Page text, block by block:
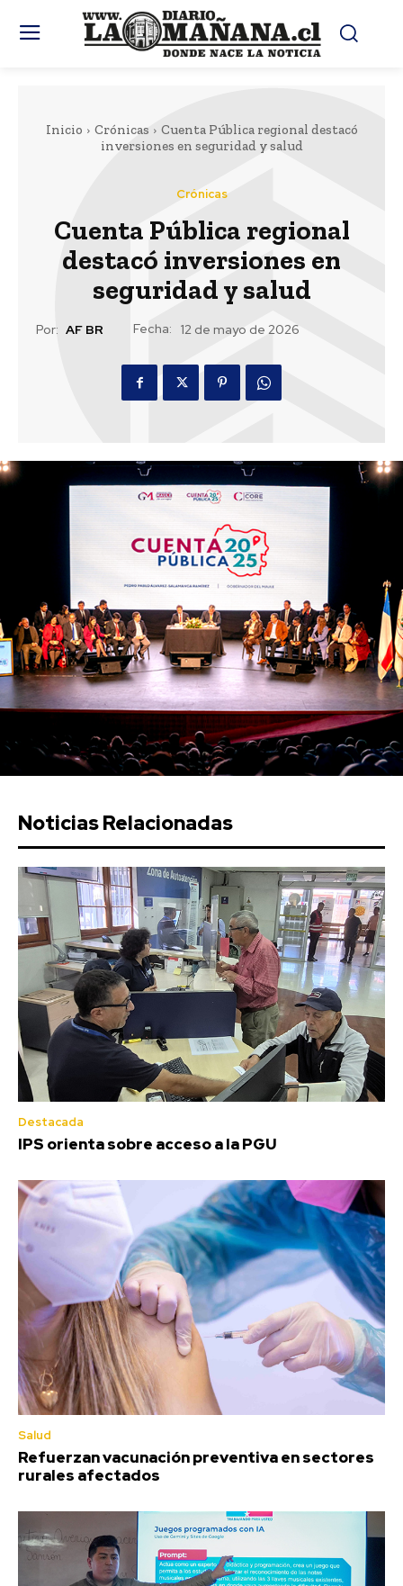
Inicio Crónicas
Cuenta Pública regional destacó
inversiones en seguridad y salud
Crónicas
Cuenta Pública regional
destacó inversiones en
seguridad y salud
Por: AF BR Fecha: 12 de mayo de 2026
Noticias Relacionadas
Destacada
IPS orienta sobre acceso a la PGU
Salud
Refuerzan vacunación preventiva en sectores
rurales afectados